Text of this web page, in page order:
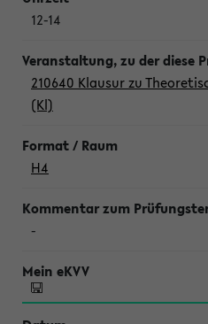
12-14
210640 Klausur zu
(Kl)
H4
-